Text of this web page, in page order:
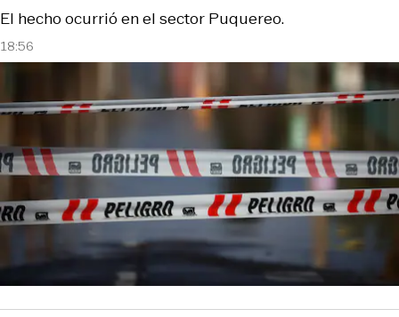
18:56
El hecho ocurrió en el sector Puquereo.